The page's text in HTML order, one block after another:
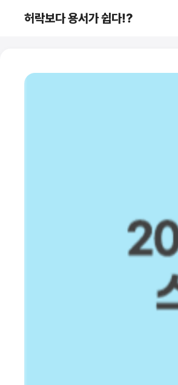
허락보다 용서가 쉽다!?